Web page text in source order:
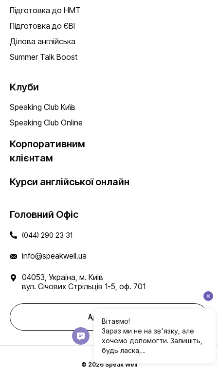
Підготовка до НМТ
Підготовка до ЄВІ
Ділова англійська
Summer Talk Boost
Клуби
Speaking Club Київ
Speaking Club Online
Корпоративним
клієнтам
Курси англійської онлайн
Головний Офіс
(044) 290 23 31
info@speakwell.ua
04053, Україна, м. Київ
вул. Січових Стрільців 1-5, оф. 701
Адреси шкіл
© 2026 Speak Well